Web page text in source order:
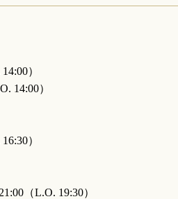
）
14:00）
）
（L.O. 19:30）